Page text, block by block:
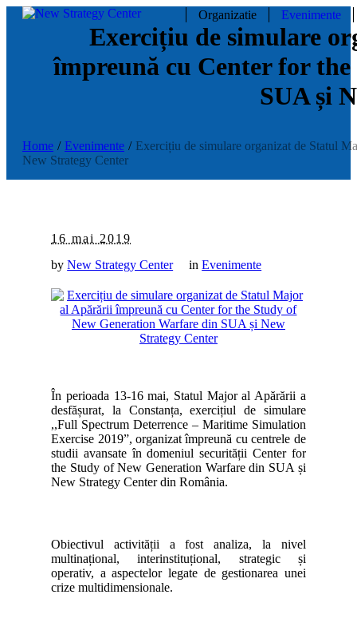
Organizatie Evenimente
Exercițiu de simulare
împreună cu Center for
SUA și
Home / Evenimente / Exercițiu de simulare organizat de Statul
New Strategy Center
16 mai 2019
byNew Strategy Center inEvenimente
În perioada 13-16 mai, Statul Major al Apărării a
desfășurat, la Constanța, exercițiul de simulare
,,Full Spectrum Deterrence – Maritime Simulation
Exercise 2019”, organizat împreună cu centrele de
studii avansate în domeniul securității Center for
the Study of New Generation Warfare din SUA și
New Strategy Center din România.
Obiectivul activității a fost analiza, la nivel
multinațional, interinstituțional, strategic și
operativ, a aspectelor legate de gestionarea unei
crize multidimensionale.